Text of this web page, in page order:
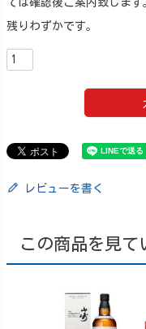
ては確認後ご案内致します
残りわずかです。
レビューを書く
この商品を見て